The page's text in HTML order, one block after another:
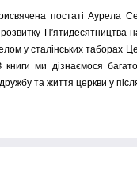
постаті Аурела
П′ятидесятництва
у сталінських таборах
ми дізнаємося
та життя церкви у